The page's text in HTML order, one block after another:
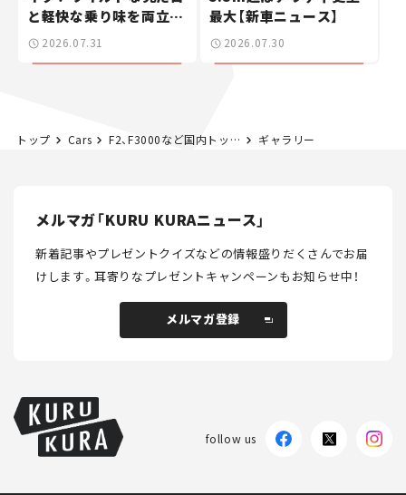
と軽快な乗り味を両立し
た400ccフラットトラッ
2026.07.31
最大【新車ニュース】
2026.07.30
トップ Cars F2、F3000など国内トップフォーミュラのアーカイブ映像を配信。初回のみ無料 ギャラリー
メルマガ「KURU KURAニュース」
新着記事やプレゼントクイズなどの情報盛りだくさんでお届
けします。耳寄りなプレゼントキャンペーンもお知らせ中！
メルマガ登録
follow us